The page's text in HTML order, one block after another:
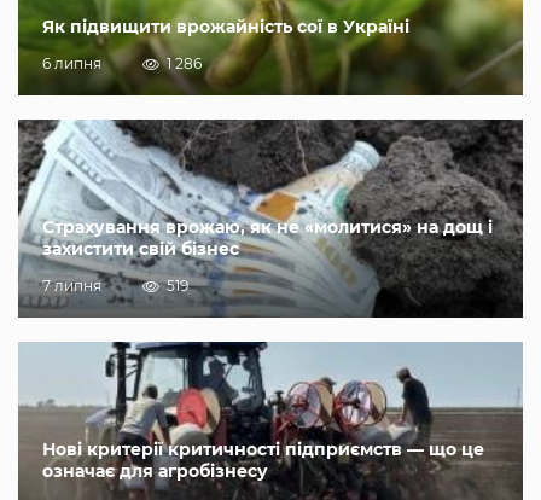
Як підвищити врожайність сої в Україні
6 липня 1 286
Страхування врожаю, як не «молитися» на дощ і
захистити свій бізнес
7 липня 519
Нові критерії критичності підприємств — що це
означає для агробізнесу